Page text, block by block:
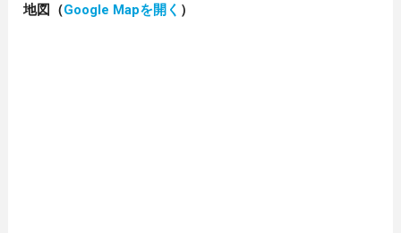
地図（Google Mapを開く ）